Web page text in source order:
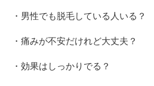
・男性でも脱毛している人いる？
・痛みが不安だけれど大丈夫？
・効果はしっかりでる？